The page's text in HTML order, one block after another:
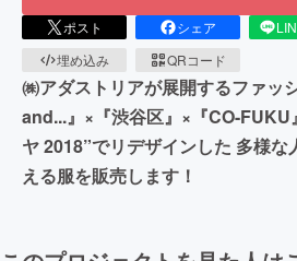
ポスト シェア
埋め込み
QRコード
㈱アダストリアが展開するファッ
and...』×『渋谷区』×『CO-
ヤ 2018”でリデザインした 多様な
える服を販売します！